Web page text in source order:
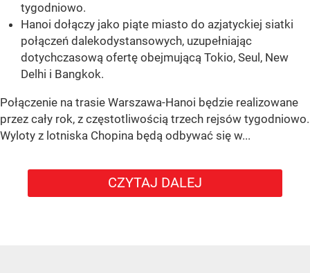
tygodniowo.
Hanoi dołączy jako piąte miasto do azjatyckiej siatki
połączeń dalekodystansowych, uzupełniając
dotychczasową ofertę obejmującą Tokio, Seul, New
Delhi i Bangkok.
Połączenie na trasie Warszawa-Hanoi będzie realizowane
przez cały rok, z częstotliwością trzech rejsów tygodniowo.
Wyloty z lotniska Chopina będą odbywać się w...
CZYTAJ DALEJ